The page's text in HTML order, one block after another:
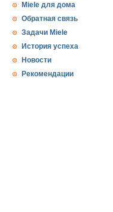
Miele для дома
Обратная связь
Задачи Miele
История успеха
Новости
Рекомендации